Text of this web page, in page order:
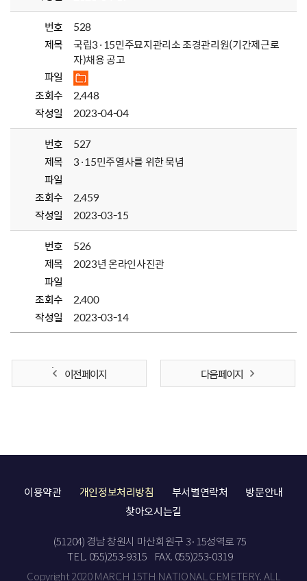
번호
528
제목
국립3·15민주묘지관리소 조경관리원(기간제근로
자)채용 공고
파일
조회수
2,448
작성일
2023-04-04
번호
527
제목
3·15민주열사를 위한 묵념
파일
조회수
2,459
작성일
2023-03-15
번호
526
제목
2023년 온라인사진관
파일
조회수
2,400
작성일
2023-03-14
이전 페이지 다음 페이지
이용약관 개인정보처리방침 부서별연락처
방문안내
찾아오시는길
(51204) 경남 창원시 마산회원구 3·15성역로 75
TEL. 055)253-9315
FAX. 055)253-0319
Copyright 2020 MARCH 15TH NATIONAL CEMETERY. ALL